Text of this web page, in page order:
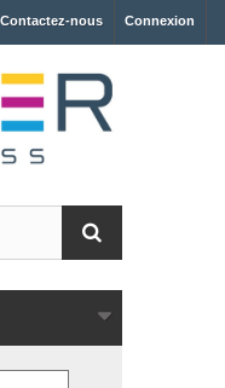
Connexion
Contactez-nous